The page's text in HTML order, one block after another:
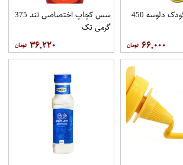
سس کچاپ کودک دلوسه 450
۶۶,۰۰۰
سس کچاپ اختصاصی تند 375
گرمی تک
۳۶,۲۲۰